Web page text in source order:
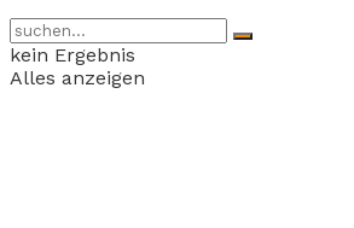
kein Ergebnis
Alles anzeigen